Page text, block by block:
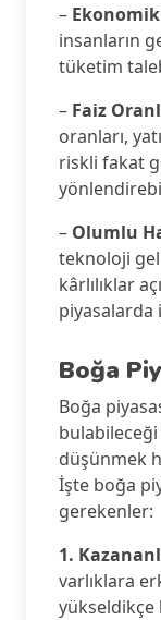
–
insanların
tüketim
– Faiz
oranları,
riskli fakat
– Olumlu
teknoloji
kârlılıklar
piyasalarda
Boğa
Boğa
düşünmek
İşte boğa
gerekenler:
1.
varlıklara
yükseldikçe